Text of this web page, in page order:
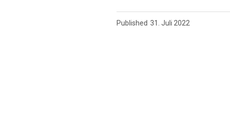
Published 31. Juli 2022